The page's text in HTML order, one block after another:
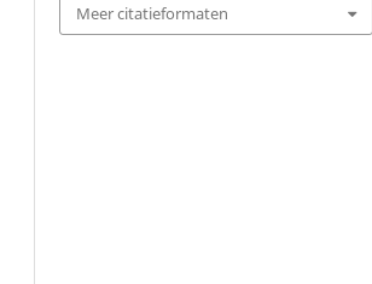
Meer citatieformaten